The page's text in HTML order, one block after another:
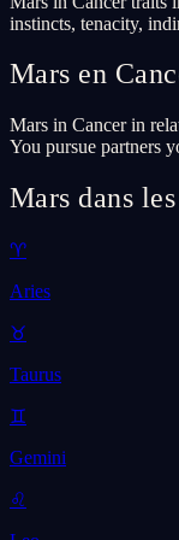
instincts, tenacity,
Mars en
Mars in Cancer in
You pursue partners
Mars dans
♈
Aries
♉
Taurus
♊
Gemini
♌